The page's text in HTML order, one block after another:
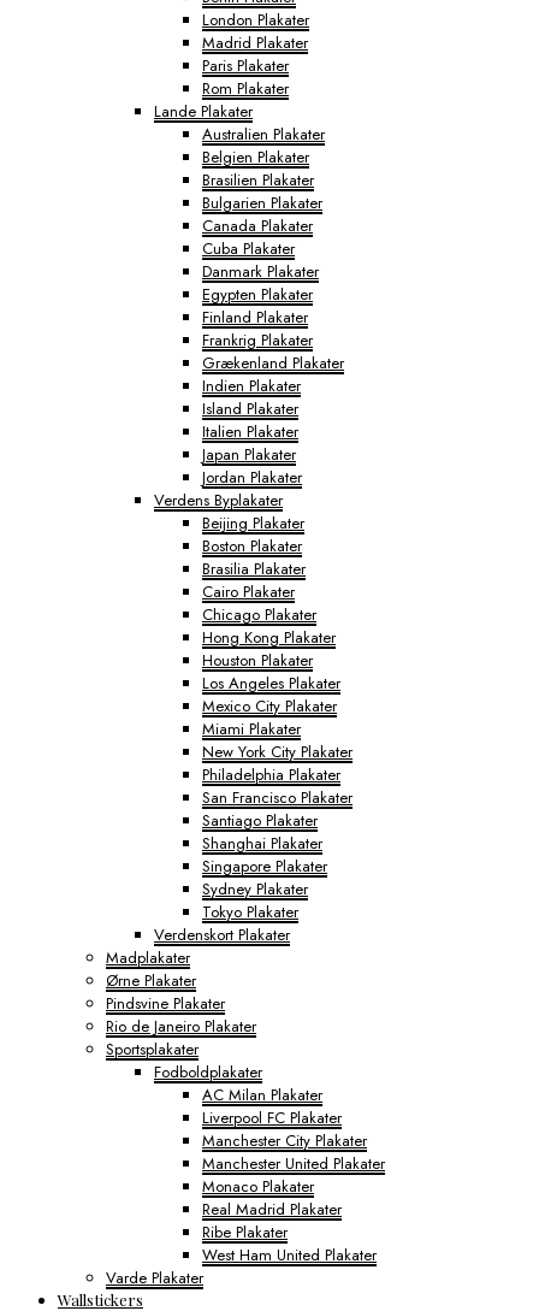
London Plakater
Madrid Plakater
Paris Plakater
Rom Plakater
Lande Plakater
Australien Plakater
Belgien Plakater
Brasilien Plakater
Bulgarien Plakater
Canada Plakater
Cuba Plakater
Danmark Plakater
Egypten Plakater
Finland Plakater
Frankrig Plakater
Grækenland Plakater
Indien Plakater
Island Plakater
Italien Plakater
Japan Plakater
Jordan Plakater
Verdens Byplakater
Beijing Plakater
Boston Plakater
Brasilia Plakater
Cairo Plakater
Chicago Plakater
Hong Kong Plakater
Houston Plakater
Los Angeles Plakater
Mexico City Plakater
Miami Plakater
New York City Plakater
Philadelphia Plakater
San Francisco Plakater
Santiago Plakater
Shanghai Plakater
Singapore Plakater
Sydney Plakater
Tokyo Plakater
Verdenskort Plakater
Madplakater
Ørne Plakater
Pindsvine Plakater
Rio de Janeiro Plakater
Sportsplakater
Fodboldplakater
AC Milan Plakater
Liverpool FC Plakater
Manchester City Plakater
Manchester United Plakater
Monaco Plakater
Real Madrid Plakater
Ribe Plakater
West Ham United Plakater
Varde Plakater
Wallstickers